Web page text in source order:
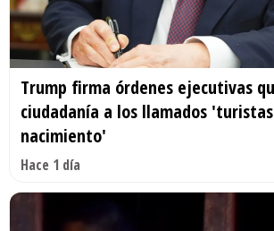
Trump firma órdenes ejecutivas
ciudadanía a los llamados
nacimiento'
Hace 1 día